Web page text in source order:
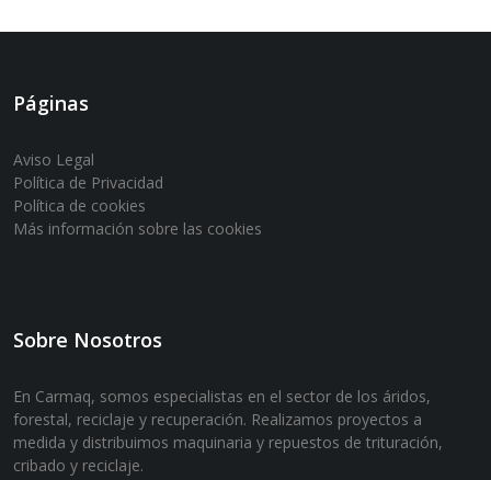
Páginas
Aviso Legal
Política de Privacidad
Política de cookies
Más información sobre las cookies
Sobre Nosotros
En Carmaq, somos especialistas en el sector de los áridos,
forestal, reciclaje y recuperación. Realizamos proyectos a
medida y distribuimos maquinaria y repuestos de trituración,
cribado y reciclaje.